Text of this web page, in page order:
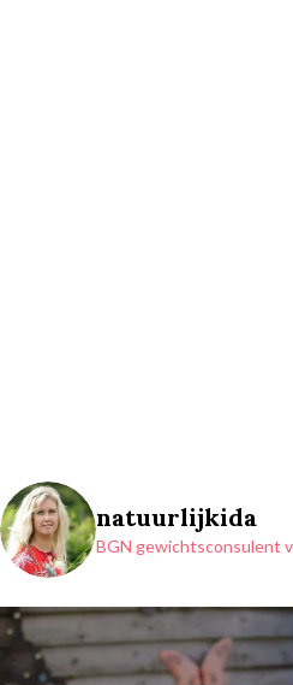
natuurlijkida
BGN gewichtsconsulent